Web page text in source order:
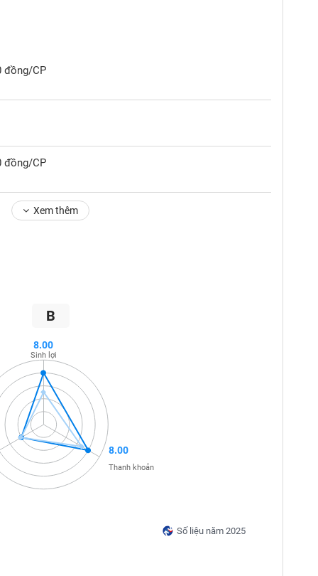
đồng/CP
đồng/CP
Xem thêm
B
Số liệu năm 2025
8.00
Sinh lợi
8.00
Thanh khoản